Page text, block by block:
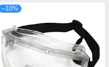
–10%